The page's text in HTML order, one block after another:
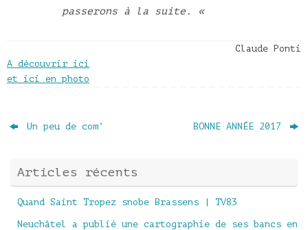
passerons à la suite. «
Claude Ponti
A découvrir ici
et ici en photo
Un peu de com’ BONNE ANNÉE 2017
Articles récents
Quand Saint Tropez snobe Brassens | TV83
Neuchâtel a publié une cartographie de ses bancs en